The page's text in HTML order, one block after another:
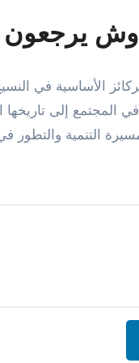
وش يرجعون
الأساسية في
المجتمع إلى
التنمية والتطور في